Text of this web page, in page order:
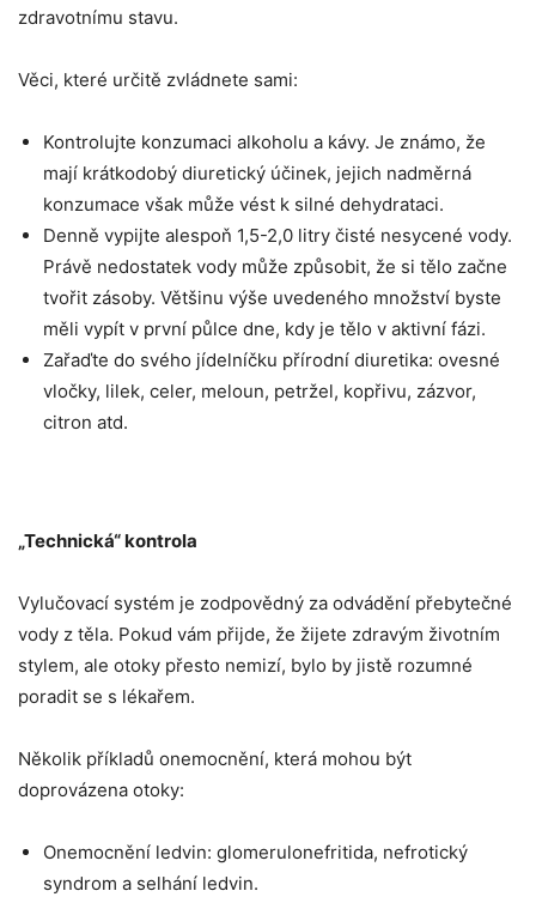
zdravotnímu stavu.
Věci, které určitě zvládnete sami:
Kontrolujte konzumaci alkoholu a kávy. Je známo, že
mají krátkodobý diuretický účinek, jejich nadměrná
konzumace však může vést k silné dehydrataci.
Denně vypijte alespoň 1,5-2,0 litry čisté nesycené vody.
Právě nedostatek vody může způsobit, že si tělo začne
tvořit zásoby. Většinu výše uvedeného množství byste
měli vypít v první půlce dne, kdy je tělo v aktivní fázi.
Zařaďte do svého jídelníčku přírodní diuretika: ovesné
vločky, lilek, celer, meloun, petržel, kopřivu, zázvor,
citron atd.
„Technická“ kontrola
Vylučovací systém je zodpovědný za odvádění přebytečné
vody z těla. Pokud vám přijde, že žijete zdravým životním
stylem, ale otoky přesto nemizí, bylo by jistě rozumné
poradit se s lékařem.
Několik příkladů onemocnění, která mohou být
doprovázena otoky:
Onemocnění ledvin: glomerulonefritida, nefrotický
syndrom a selhání ledvin.